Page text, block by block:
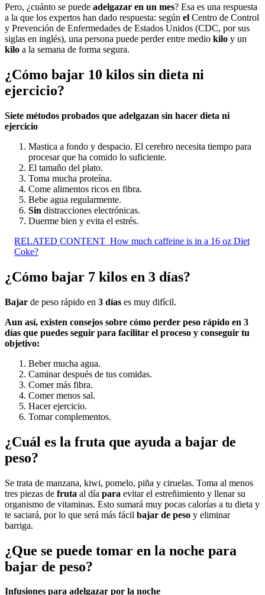
Pero, ¿cuánto se puede adelgazar en un mes? Esa es una respuesta
a la que los expertos han dado respuesta: según el Centro de Control
y Prevención de Enfermedades de Estados Unidos (CDC, por sus
siglas en inglés), una persona puede perder entre medio kilo y un
kilo a la semana de forma segura.
¿Cómo bajar 10 kilos sin dieta ni
ejercicio?
Siete métodos probados que adelgazan sin hacer dieta ni
ejercicio
Mastica a fondo y despacio. El cerebro necesita tiempo para
procesar que ha comido lo suficiente.
El tamaño del plato.
Toma mucha proteína.
Come alimentos ricos en fibra.
Bebe agua regularmente.
Sin distracciones electrónicas.
Duerme bien y evita el estrés.
RELATED CONTENT How much caffeine is in a 16 oz Diet
Coke?
¿Cómo bajar 7 kilos en 3 días?
Bajar de peso rápido en 3 días es muy difícil.
Aun así, existen consejos sobre cómo perder peso rápido en 3
días que puedes seguir para facilitar el proceso y conseguir tu
objetivo:
Beber mucha agua.
Caminar después de tus comidas.
Comer más fibra.
Comer menos sal.
Hacer ejercicio.
Tomar complementos.
¿Cuál es la fruta que ayuda a bajar de
peso?
Se trata de manzana, kiwi, pomelo, piña y ciruelas. Toma al menos
tres piezas de fruta al día para evitar el estreñimiento y llenar su
organismo de vitaminas. Esto sumará muy pocas calorías a tu dieta y
te saciará, por lo que será más fácil bajar de peso y eliminar
barriga.
¿Que se puede tomar en la noche para
bajar de peso?
Infusiones para adelgazar por la noche